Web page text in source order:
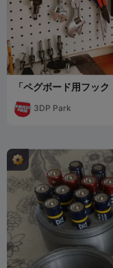
「ペグボード用フッ
3DP Park